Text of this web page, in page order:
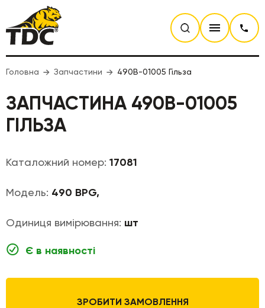
Головна Запчастини 490B-01005 Гільза
ЗАПЧАСТИНА 490B-01005
ГІЛЬЗА
Каталожний номер: 17081
Модель: 490 BPG,
Одиниця вимірювання: шт
Є в наявності
ЗРОБИТИ ЗАМОВЛЕННЯ